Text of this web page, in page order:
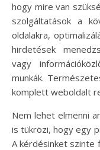
hogy mire van
szolgáltatások a
oldalakra,
hirdetések
vagy
munkák.
komplett weboldalt
Nem lehet elmenni
is tükrözi, hogy egy
A kérdésinket szinte